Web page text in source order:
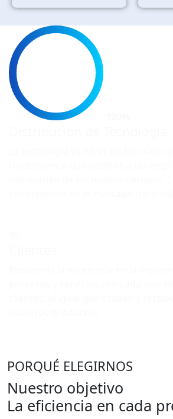
PORQUÉ ELEGIRNOS
Nuestro objetivo
La eficiencia en cada